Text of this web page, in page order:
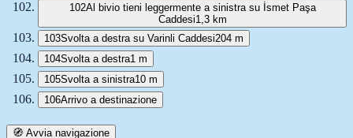
102Al bivio tieni leggermente a sinistra su İsmet Paşa
Caddesi1,3 km
103Svolta a destra su Varinli Caddesi204 m
104Svolta a destra1 m
105Svolta a sinistra10 m
106Arrivo a destinazione
🧭 Avvia navigazione